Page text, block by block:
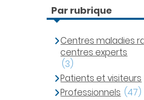
Par rubrique
Centres maladies
centres experts
(3)
Patients et visiteurs
Professionnels (47)